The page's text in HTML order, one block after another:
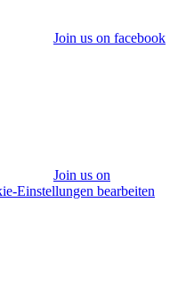
Join us on facebook
Join us on
Einstellungen bearbeiten